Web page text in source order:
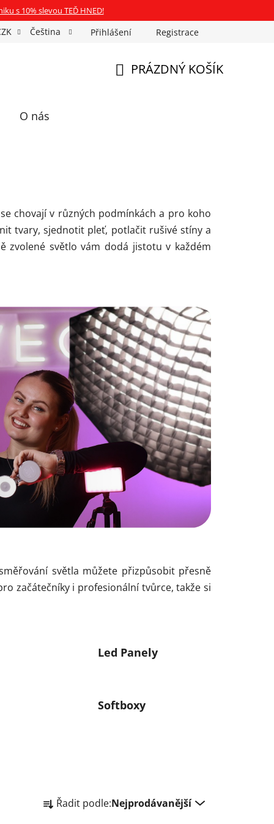
s 10% slevou TEĎ HNED!
Neony na míru Průkazové Foto
Čeština Přihlášení Registrace
PRÁZDNÝ KOŠÍK
O nás
chovají v různých podmínkách a pro koho
tvary, sjednotit pleť, potlačit rušivé stíny a
zvolené světlo vám dodá jistotu v každém
světla můžete přizpůsobit přesně
začátečníky i profesionální tvůrce, takže si
Led Panely
Softboxy
Ř
a Řadit podle:Nejprodávanější